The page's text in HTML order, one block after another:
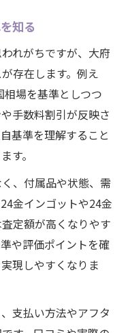
知る
れがちですが、大府
存在します。例え
場を基準としつつ
手数料割引が反映さ
基準を理解すること
す。
、付属品や状態、需
金インゴットや24金
定額が高くなりやす
や評価ポイントを確
現しやすくなりま
支払い方法やアフタ